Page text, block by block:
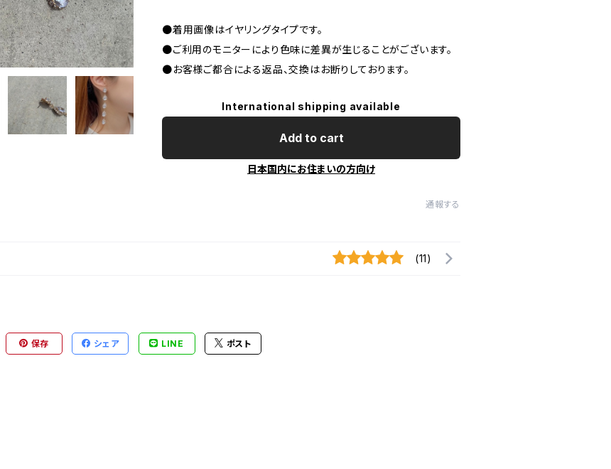
●着用画像はイヤリングタイプです。
●ご利用のモニターにより色味に差異が生じることがございます。
●お客様ご都合による返品、交換はお断りしております。
International shipping available
Add to cart
日本国内にお住まいの方向け
通報する
(11)
保存 シェア LINE ポスト